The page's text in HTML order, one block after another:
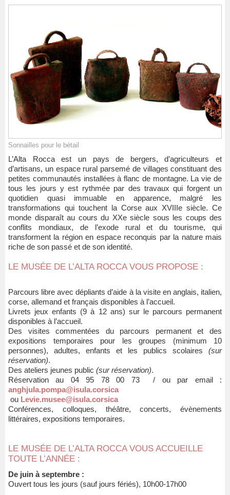
Sonnailles pour le bétail
L’Alta Rocca est un pays de bergers, d’agriculteurs et
d’artisans, un espace rural parsemé de villages constituant des
petites communautés installées à flanc de montagne. La vie de
tous les jours y est rythmée par des travaux qui forgent un
quotidien quasi immuable en apparence, malgré les
transformations qui touchent la Corse aux XVIIIe siècle. Ce
monde disparaît au cours du XXe siècle sous les coups des
conflits mondiaux, de l’exode rural et du tourisme, qui
transforment la région en espace reconquis par la nature mais
riche de son passé et de son identité.
LE MUSÉE DE L’ALTA ROCCA VOUS PROPOSE :
Parcours libre avec dépliants d’aide à la visite en anglais, italien,
corse, allemand et français disponibles à l’accueil.
Livrets jeux enfants (9 à 12 ans) sur le parcours permanent
disponibles à l’accueil.
Des visites commentées du parcours permanent et des
expositions temporaires pour les groupes (minimum 10
personnes), adultes, enfants et les publics scolaires (sur
réservation).
Des ateliers jeunes public (sur réservation).
Réservation au 04 95 78 00 73 / ou par email :
anghjula.pompa@isula.corsica
ou Levie.musee@isula.corsica
Conférences, colloques, théâtre, concerts, évènements
littéraires, expositions temporaires.
LE MUSÉE DE L’ALTA ROCCA VOUS ACCUEILLE
TOUTE L’ANNÉE :
De juin à septembre :
Ouvert tous les jours (sauf jours fériés), 10h00-17h00